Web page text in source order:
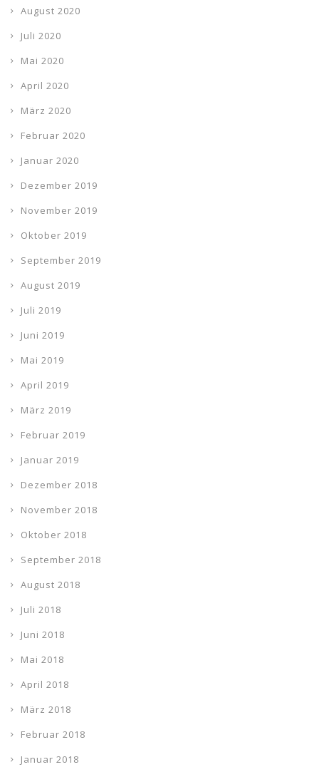
August 2020
Juli 2020
Mai 2020
April 2020
März 2020
Februar 2020
Januar 2020
Dezember 2019
November 2019
Oktober 2019
September 2019
August 2019
Juli 2019
Juni 2019
Mai 2019
April 2019
März 2019
Februar 2019
Januar 2019
Dezember 2018
November 2018
Oktober 2018
September 2018
August 2018
Juli 2018
Juni 2018
Mai 2018
April 2018
März 2018
Februar 2018
Januar 2018